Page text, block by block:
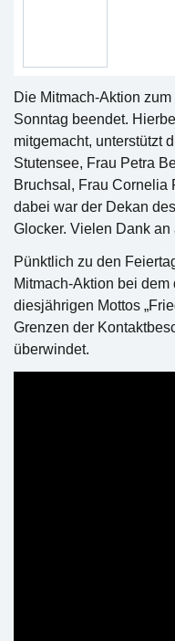
Die Mitmach-Aktion
Sonntag beendet.
mitgemacht, unterstützt
Stutensee, Frau Petra
Bruchsal, Frau Cornelia
dabei war der Dekan
Glocker. Vielen Dank
Pünktlich zu den
Mitmach-Aktion bei
diesjährigen Mottos
Grenzen der
überwindet.